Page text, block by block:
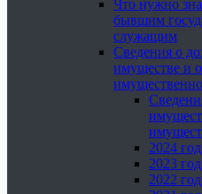
Что нужно
бывшим
служащим
Сведения о
имуществе и
2024 год
2023 год
2022 год